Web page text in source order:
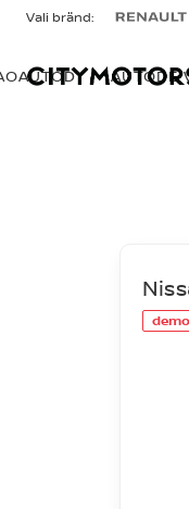
Vali bränd:
AUTODE
demo